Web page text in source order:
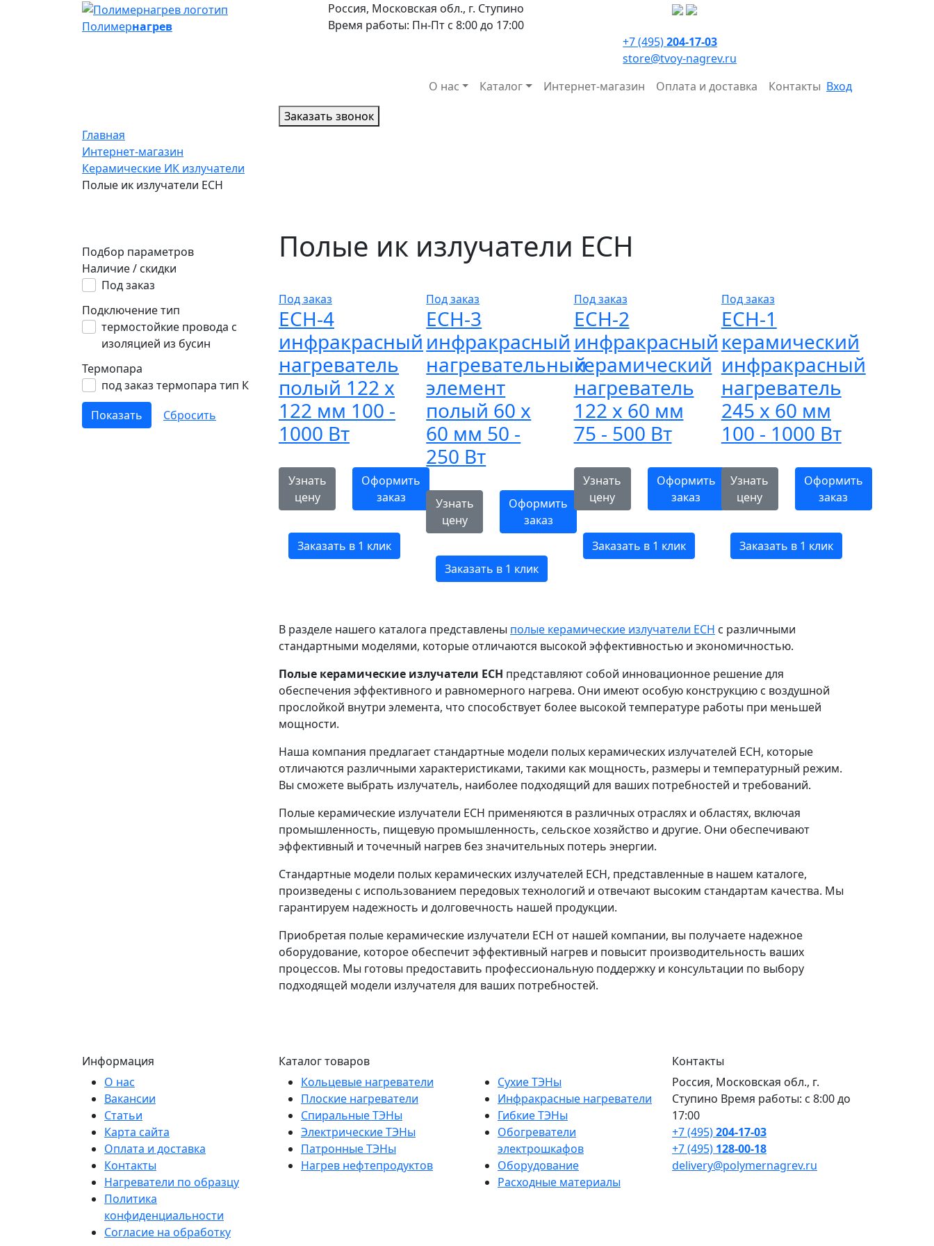
Полимернагрев
Россия, Московская обл., г. Ступино
Время работы: Пн-Пт с 8:00 до 17:00
+7 (495)204-17-03
store@tvoy-nagrev.ru
О нас
Каталог Интернет-магазин Оплата и доставка Контакты Вход
Заказать звонок
Главная
Интернет-магазин
Керамические ИК излучатели
Полые ик излучатели ECH
Подбор параметров
Наличие / скидки
Под заказ
Подключение тип
термостойкие провода с
изоляцией из бусин
Термопара
под заказ термопара тип К
Полые ик излучатели ECH
Под заказ
ECH-4
инфракрасный
нагреватель
полый 122 х
122 мм 100 -
1000 Вт
Узнать
цену
Оформить
заказ
Заказать в 1 клик
Под заказ
ECH-3
инфракрасный
нагревательный
элемент
полый 60 х
60 мм 50 -
250 Вт
Узнать
цену
Оформить
заказ
Заказать в 1 клик
Под заказ
ECH-2
инфракрасный
керамический
нагреватель
122 х 60 мм
75 - 500 Вт
Узнать
цену
Оформить
заказ
Заказать в 1 клик
Под заказ
ECH-1
керамический
инфракрасный
нагреватель
245 х 60 мм
100 - 1000 Вт
Узнать
цену
Оформить
заказ
Заказать в 1 клик
В разделе нашего каталога представлены полые керамические излучатели ECH с различными
стандартными моделями, которые отличаются высокой эффективностью и экономичностью.
Полые керамические излучатели ECH представляют собой инновационное решение для
обеспечения эффективного и равномерного нагрева. Они имеют особую конструкцию с воздушной
прослойкой внутри элемента, что способствует более высокой температуре работы при меньшей
мощности.
Наша компания предлагает стандартные модели полых керамических излучателей ECH, которые
отличаются различными характеристиками, такими как мощность, размеры и температурный режим.
Вы сможете выбрать излучатель, наиболее подходящий для ваших потребностей и требований.
Полые керамические излучатели ECH применяются в различных отраслях и областях, включая
промышленность, пищевую промышленность, сельское хозяйство и другие. Они обеспечивают
эффективный и точечный нагрев без значительных потерь энергии.
Стандартные модели полых керамических излучателей ECH, представленные в нашем каталоге,
произведены с использованием передовых технологий и отвечают высоким стандартам качества. Мы
гарантируем надежность и долговечность нашей продукции.
Приобретая полые керамические излучатели ECH от нашей компании, вы получаете надежное
оборудование, которое обеспечит эффективный нагрев и повысит производительность ваших
процессов. Мы готовы предоставить профессиональную поддержку и консультации по выбору
подходящей модели излучателя для ваших потребностей.
Информация
О нас
Вакансии
Статьи
Карта сайта
Оплата и доставка
Контакты
Нагреватели по образцу
Политика
конфиденциальности
Согласие на обработку
Каталог товаров
Кольцевые нагреватели
Плоские нагреватели
Спиральные ТЭНы
Электрические ТЭНы
Патронные ТЭНы
Нагрев нефтепродуктов
Сухие ТЭНы
Инфракрасные нагреватели
Гибкие ТЭНы
Обогреватели
электрошкафов
Оборудование
Расходные материалы
Контакты
Россия, Московская обл., г.
Ступино Время работы: с 8:00 до
17:00
+7 (495)204-17-03
+7 (495) 128-00-18
delivery@polymernagrev.ru